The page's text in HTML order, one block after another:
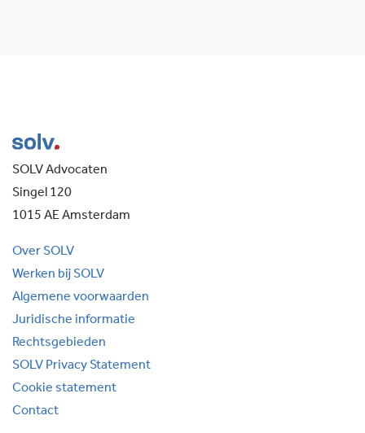
SOLV Advocaten
Singel 120
1015 AE Amsterdam
Over SOLV
Werken bij SOLV
Algemene voorwaarden
Juridische informatie
Rechtsgebieden
SOLV Privacy Statement
Cookie statement
Contact